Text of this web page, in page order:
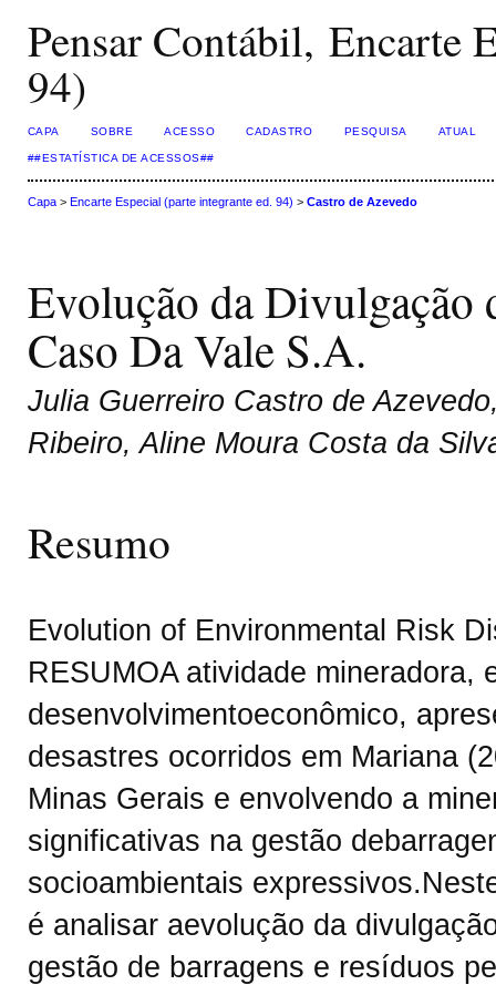
Pensar Contábil, Encarte
94)
CAPA SOBRE ACESSO CADASTRO PESQUISA ATUAL
##ESTATÍSTICA DE ACESSOS##
Capa> Encarte Especial (parte integrante ed. 94) > Castro de Azevedo
Evolução da Divulgação
Caso Da Vale S.A.
Julia Guerreiro Castro de
Ribeiro, Aline Moura Costa da
Resumo
Evolution of Environmental Risk
RESUMOA atividade mineradora,
desenvolvimentoeconômico,
desastres ocorridos em Mariana
Minas Gerais e envolvendo a
significativas na gestão
socioambientais
é analisar aevolução da
gestão de barragens e resíduos